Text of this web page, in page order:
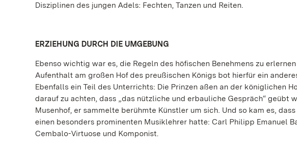
Disziplinen des jungen Adels: Fechten, Tanzen und Reiten.
ERZIEHUNG DURCH DIE UMGEBUNG
Ebenso wichtig war es, die Regeln des höfischen Benehmens zu
Aufenthalt am großen Hof des preußischen Königs bot hierfür ein
Ebenfalls ein Teil des Unterrichts: Die Prinzen aßen an der königlichen
darauf zu achten, dass „das nützliche und erbauliche Gespräch“ geübt
Musenhof, er sammelte berühmte Künstler um sich. Und so kam es,
einen besonders prominenten Musiklehrer hatte: Carl Philipp Emanuel
Cembalo-Virtuose und Komponist.